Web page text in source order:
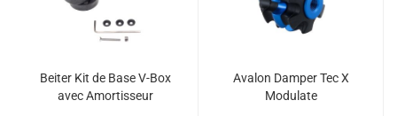
Beiter Kit de Base V-Box
avec Amortisseur
Avalon Damper Tec X
Modulate